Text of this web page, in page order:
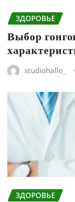
ЗДОРОВЬЕ
Выбор
studiohallo_
ЗДОРОВЬЕ